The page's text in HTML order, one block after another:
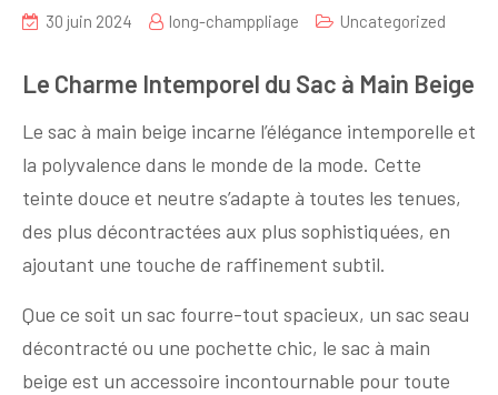
30 juin 2024 long-champpliage Uncategorized
Le Charme Intemporel du Sac à Main Beige
Le sac à main beige incarne l’élégance intemporelle et
la polyvalence dans le monde de la mode. Cette
teinte douce et neutre s’adapte à toutes les tenues,
des plus décontractées aux plus sophistiquées, en
ajoutant une touche de raffinement subtil.
Que ce soit un sac fourre-tout spacieux, un sac seau
décontracté ou une pochette chic, le sac à main
beige est un accessoire incontournable pour toute